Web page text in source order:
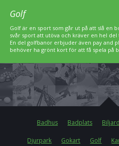
Golf
Golf är en sport som går ut på att slå en
svår sport att utöva och kräver en hel
En del golfbanor erbjuder även pay and
behöver ha grönt kort för att få spela på
Badhus Badplats Biljard
Djurpark Gokart Golf